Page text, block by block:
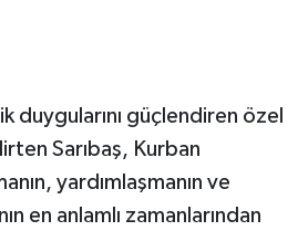
duygularını güçlendiren özel
Sarıbaş, Kurban
yardımlaşmanın ve
en anlamlı zamanlarından